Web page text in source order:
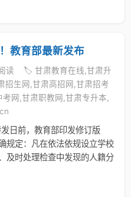
教育部最新发布
读
🏷️ 甘肃教育在线,甘肃升
招生网,甘肃高招网,甘肃招考
网,甘肃职教网,甘肃专升本,
日前，教育部印发修订版
规定：凡在依法依规设立学校
及时处理检查中发现的人籍分